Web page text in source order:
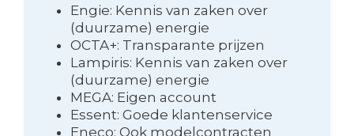
Engie: Kennis van zaken over
(duurzame) energie
OCTA+: Transparante prijzen
Lampiris: Kennis van zaken over
(duurzame) energie
MEGA: Eigen account
Essent: Goede klantenservice
Eneco: Ook modelcontracten